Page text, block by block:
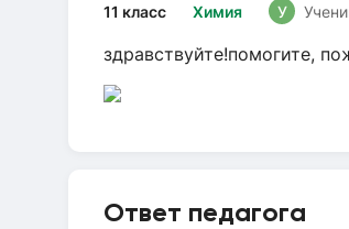
Химия
11 класс У
здравствуйте!помогите,
Ответ педагога